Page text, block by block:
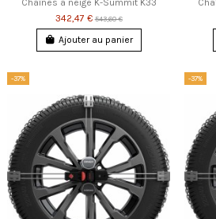
Chaînes à neige K-Summit K33
342,47 €543,60 €
Ajouter au panier
-37% -37%